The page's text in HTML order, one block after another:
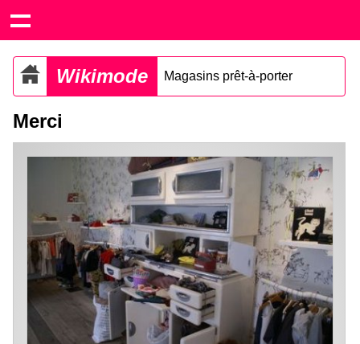
Wikimode Magasins prêt-à-porter
Merci